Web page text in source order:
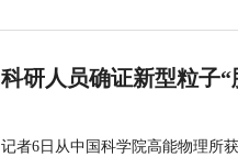
科研人员确证新型粒子“
记者6日从中国科学院高能物理所